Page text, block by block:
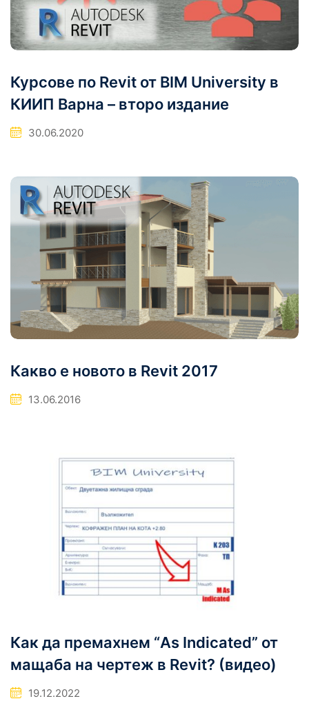
Курсове по Revit от BIM University в
КИИП Варна – второ издание
30.06.2020
Какво е новото в Revit 2017
13.06.2016
Как да премахнем “As Indicated” от
мащаба на чертеж в Revit? (видео)
19.12.2022